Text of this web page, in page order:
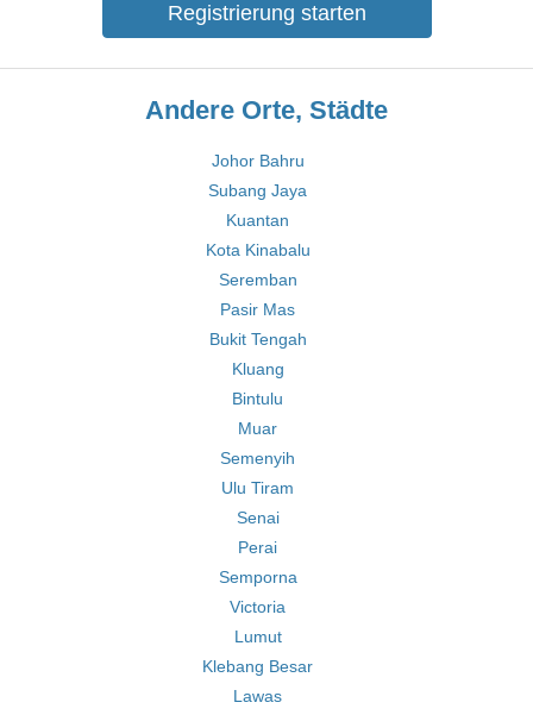
Registrierung starten
Andere Orte, Städte
Johor Bahru
Subang Jaya
Kuantan
Kota Kinabalu
Seremban
Pasir Mas
Bukit Tengah
Kluang
Bintulu
Muar
Semenyih
Ulu Tiram
Senai
Perai
Semporna
Victoria
Lumut
Klebang Besar
Lawas